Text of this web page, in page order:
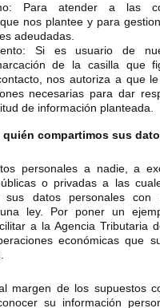
Para atender a las
nos plantee y para
adeudadas.
Si es usuario de
de la casilla que
nos autoriza a que
necesarias para dar
de información planteada.
compartimos sus
personales a nadie, a
o privadas a las
sus datos personales con
ley. Por poner un
a la Agencia Tributaria
económicas que
margen de los supuestos
su información